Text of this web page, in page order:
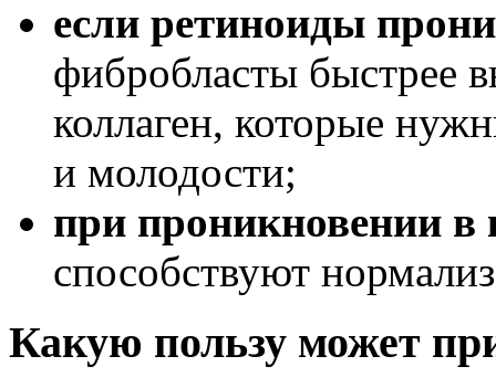
если ретиноиды
фибробласты быстрее
коллаген, которые
и молодости;
при проникновении
способствуют
Какую пользу может